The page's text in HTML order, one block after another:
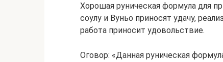
Хорошая руническая формула для
соулу и Вуньо приносят удачу,
работа приносит удовольствие.
Оговор: «Данная руническая